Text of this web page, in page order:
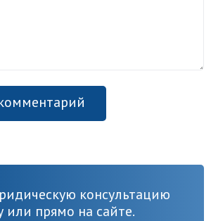
консультацию
или прямо на сайте.